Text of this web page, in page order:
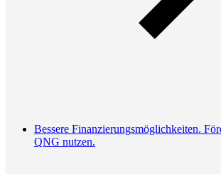
Bessere Finanzierungsmöglichkeiten.
QNG nutzen.